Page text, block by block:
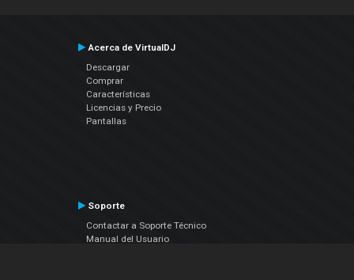
Acerca de VirtualDJ
Descargar
Comprar
Características
Licencias y Precio
Pantallas
Soporte
Contactar a Soporte Técnico
Manual del Usuario